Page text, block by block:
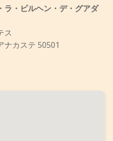
ラ・ビルヘン・デ・グアダ
ス
ナカステ 50501